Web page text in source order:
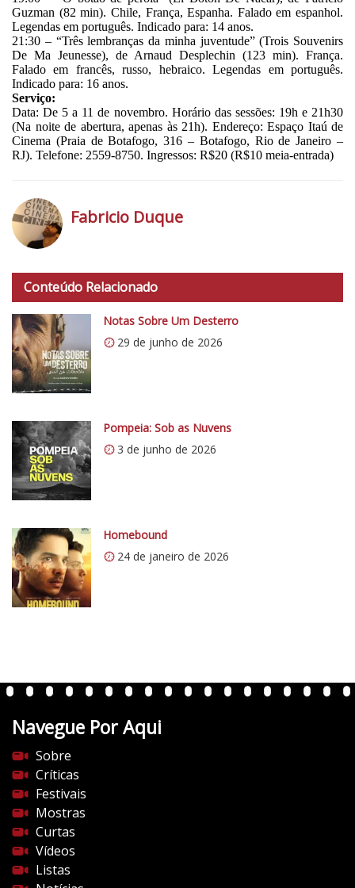
Guzman (82 min). Chile, França, Espanha. Falado em espanhol.
Legendas em português. Indicado para: 14 anos.
21:30 – “Três lembranças da minha juventude” (Trois Souvenirs
De Ma Jeunesse), de Arnaud Desplechin (123 min). França.
Falado em francês, russo, hebraico. Legendas em português.
Indicado para: 16 anos.
Serviço:
Data: De 5 a 11 de novembro. Horário das sessões: 19h e 21h30
(Na noite de abertura, apenas às 21h). Endereço: Espaço Itaú de
Cinema (Praia de Botafogo, 316 – Botafogo, Rio de Janeiro –
RJ). Telefone: 2559-8750. Ingressos: R$20 (R$10 meia-entrada)
t
p
s
:
/
/
0
.
w
p
.
c
o
m
v
n
e
s
d
o
c
i
n
e
Fabricio Duque
Conteúdo Relacionado
Notas Sobre Um Desterro
29 de junho de 2026
Pompeia: Sob as Nuvens
3 de junho de 2026
Homebound
24 de janeiro de 2026
Navegue Por Aqui
Sobre
Críticas
Festivais
Mostras
Curtas
Vídeos
Listas